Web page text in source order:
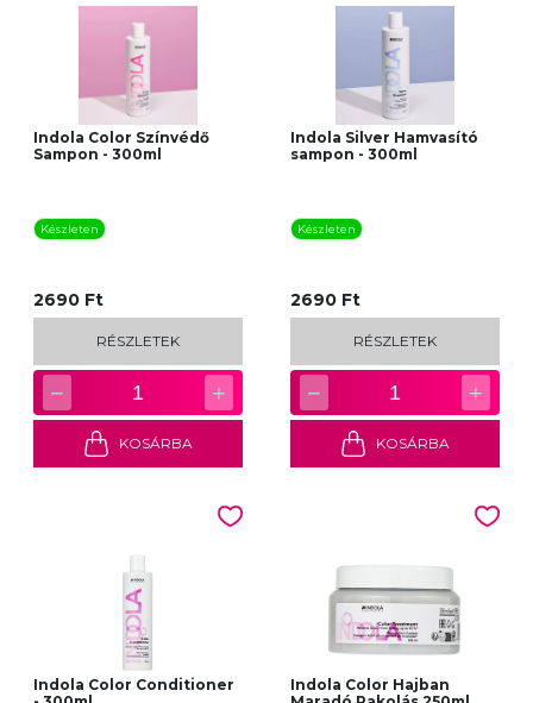
Indola Color Színvédő
Sampon - 300ml
Készleten
2690 Ft
RÉSZLETEK
− 1 +
KOSÁRBA
Indola Silver Hamvasító
sampon - 300ml
Készleten
2690 Ft
RÉSZLETEK
− 1 +
KOSÁRBA
Indola Color Conditioner
Indola Color Hajban